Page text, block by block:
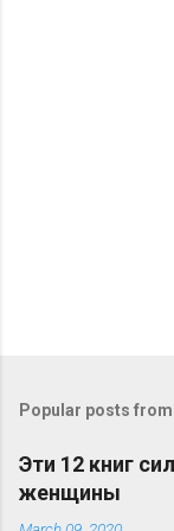
Popular posts
Эти 12 книг
женщины